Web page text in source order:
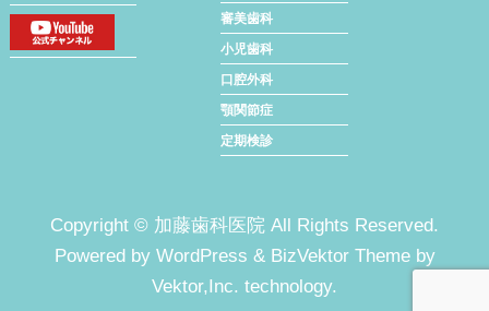
審美歯科
小児歯科
口腔外科
顎関節症
定期検診
Copyright © 加藤歯科医院 All Rights Reserved.
Powered by WordPress & BizVektor Themeby
Vektor,Inc. technology.